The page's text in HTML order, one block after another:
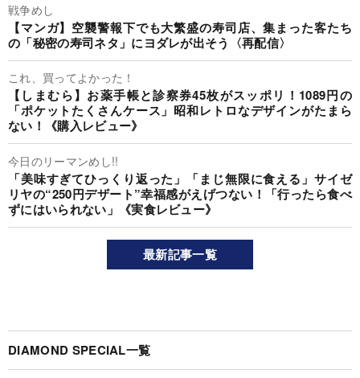
戦争めし
【マンガ】空襲警報下でも大繁盛の寿司店、集まった客たち
の「秘密の寿司ネタ」にヨダレが出そう〈再配信〉
これ、買ってよかった！
【しまむら】お薬手帳と診察券45枚がスッポリ！1089円の
「ポケットたくさんケース」昭和レトロなデザインがたまら
ない！《購入レビュー》
今日のリーマンめし!!
「美味すぎてひっくり返った」「まじ無限に食える」サイゼ
リヤの“250円デザート”幸福感がえげつない！「行ったら食べ
ずにはいられない」《実食レビュー》
最新記事一覧
DIAMOND SPECIAL一覧